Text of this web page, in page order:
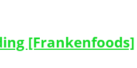
[Frankenfoods]